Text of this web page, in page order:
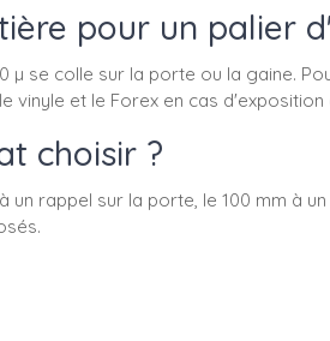
pour un palier
µ se colle sur la porte ou la gaine.
vinyle et le Forex en cas d'exposition
choisir ?
un rappel sur la porte, le 100 mm à